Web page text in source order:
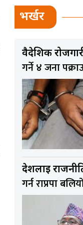
भर्खर
वैदेशिक
गर्ने ४ जना
देशलाई
गर्न राप्रपा